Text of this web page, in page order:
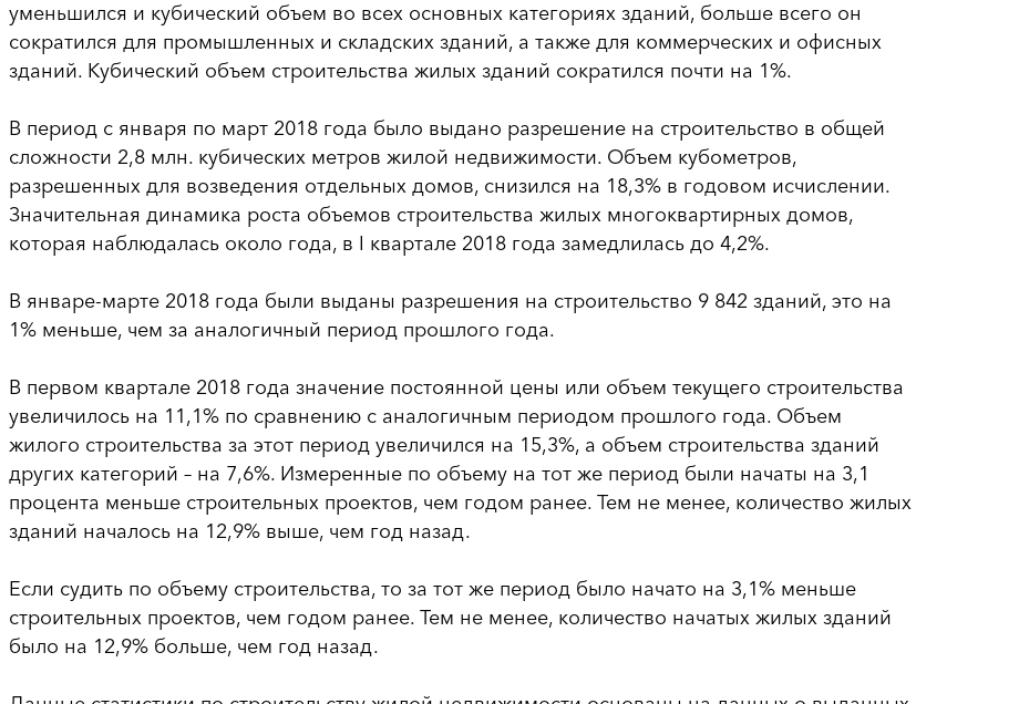
уменьшился и кубический объем во всех основных категориях зданий, больше всего он
сократился для промышленных и складских зданий, а также для коммерческих и офисных
зданий. Кубический объем строительства жилых зданий сократился почти на 1%.
В период с января по март 2018 года было выдано разрешение на строительство в общей
сложности 2,8 млн. кубических метров жилой недвижимости. Объем кубометров,
разрешенных для возведения отдельных домов, снизился на 18,3% в годовом исчислении.
Значительная динамика роста объемов строительства жилых многоквартирных домов,
которая наблюдалась около года, в I квартале 2018 года замедлилась до 4,2%.
В январе-марте 2018 года были выданы разрешения на строительство 9 842 зданий, это на
1% меньше, чем за аналогичный период прошлого года.
В первом квартале 2018 года значение постоянной цены или объем текущего строительства
увеличилось на 11,1% по сравнению с аналогичным периодом прошлого года. Объем
жилого строительства за этот период увеличился на 15,3%, а объем строительства зданий
других категорий – на 7,6%. Измеренные по объему на тот же период были начаты на 3,1
процента меньше строительных проектов, чем годом ранее. Тем не менее, количество жилых
зданий началось на 12,9% выше, чем год назад.
Если судить по объему строительства, то за тот же период было начато на 3,1% меньше
строительных проектов, чем годом ранее. Тем не менее, количество начатых жилых зданий
было на 12,9% больше, чем год назад.